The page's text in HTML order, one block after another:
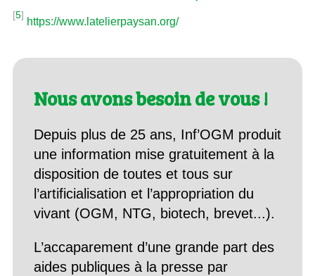
[5]
https://www.latelierpaysan.org/
Nous avons besoin de vous !
Depuis plus de 25 ans, Inf’OGM produit
une information mise gratuitement à la
disposition de toutes et tous sur
l’artificialisation et l’appropriation du
vivant (OGM, NTG, biotech, brevet...).
L’accaparement d’une grande part des
aides publiques à la presse par